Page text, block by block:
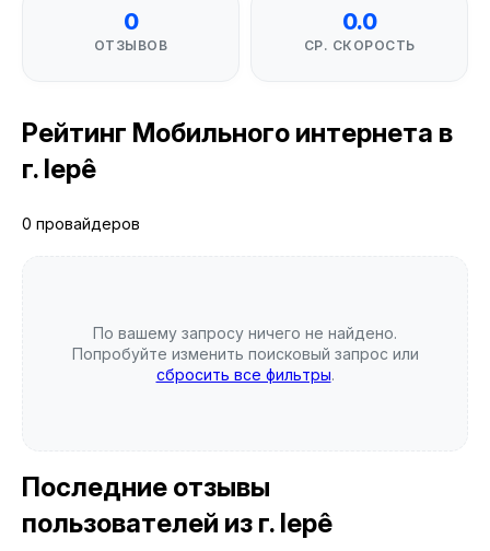
0
ОТЗЫВОВ
0.0
СР. СКОРОСТЬ
Рейтинг Мобильного интернета в
г. Iepê
0 провайдеров
По вашему запросу ничего не найдено.
Попробуйте изменить поисковый запрос или
сбросить все фильтры.
Последние отзывы
пользователей из г. Iepê